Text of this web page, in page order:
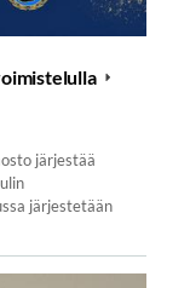
järjestää
järjestetään